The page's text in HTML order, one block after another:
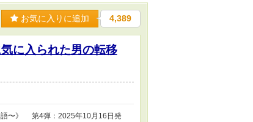
お気に入りに追加 4,389
に入られた男の転移
語〜》 第4弾：2025年10月16日発